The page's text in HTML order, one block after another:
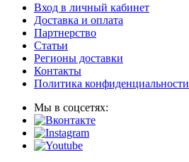
Вход в личный кабинет
Доставка и оплата
Партнерство
Статьи
Регионы доставки
Контакты
Политика конфиденциальности
Мы в соцсетях: